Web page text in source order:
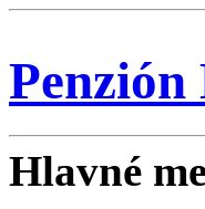
Hlavné